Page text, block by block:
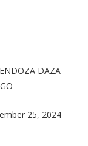
DAZA
25, 2024